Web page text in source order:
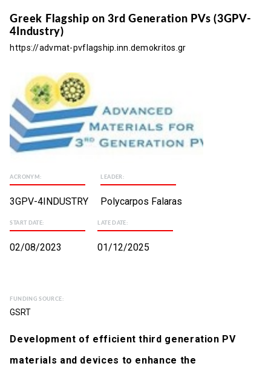
Greek Flagship on 3rd Generation PVs (3GPV-
4Industry)
https://advmat-pvflagship.inn.demokritos.gr
ACRONYM:
3GPV-4INDUSTRY
LEADER:
Polycarpos Falaras
START DATE:
02/08/2023
LATE DATE:
01/12/2025
FUNDING SOURCE:
GSRT
Development of efficient third generation PV
materials and devices to enhance the